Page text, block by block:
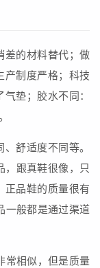
差的材料替代；做
产制度严格；科技
垫；胶水不同：
舒适度不同等。
，跟真鞋很像，只
正品鞋的质量很有
一般都是通过渠道
常相似，但是质量